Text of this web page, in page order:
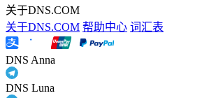
关于DNS.COM
关于DNS.COM 帮助中心 词汇表
DNS Anna
DNS Luna